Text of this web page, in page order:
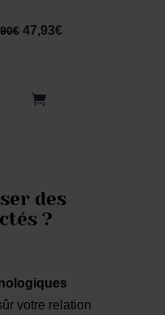
€ 47,93€
des
?
votre relation